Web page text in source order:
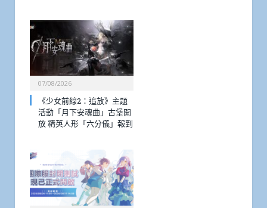
07/08/2026
《少女前線2：追放》主題
活動「月下安魂曲」古堡開
放 精英人形「六分儀」報到